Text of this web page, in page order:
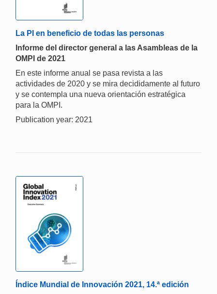
La PI en beneficio de todas las personas
Informe del director general a las Asambleas de la
OMPI de 2021
En este informe anual se pasa revista a las
actividades de 2020 y se mira decididamente al futuro
y se contempla una nueva orientación estratégica
para la OMPI.
Publication year: 2021
Índice Mundial de Innovación 2021, 14.ª edición